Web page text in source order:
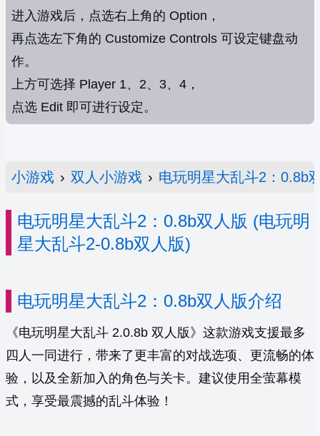
进入游戏后，点选右上角的 Option，
再点选左下角的 Customize Controls 可设定键盘动
作。
上方可选择 Player 1、2、3、4，
点选 Edit 即可进行设定。
小游戏 › 双人小游戏 › 电玩明星大乱斗2：0.8b
电玩明星大乱斗2：0.8b双人版 (电玩明
星大乱斗2-0.8b双人版)
电玩明星大乱斗2：0.8b双人版介绍
《电玩明星大乱斗 2.0.8b 双人版》这款游戏支援最多
四人一同进行，带来了更丰富的对战选项、更流畅的体
验，以及全新加入的角色与关卡。建议使用全萤幕模
式，享受最震撼的乱斗体验！